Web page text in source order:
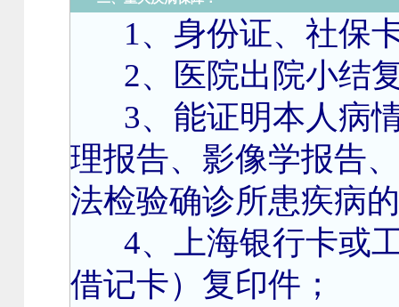
1、身份证、社保
2、医院出院小结
3、能证明本人病
理报告、影像学报告
法检验确诊所患疾病
4、上海银行卡或
借记卡）复印件；